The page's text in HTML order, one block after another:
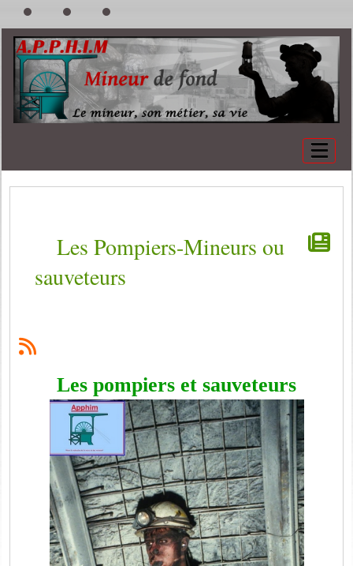
Les Pompiers-Mineurs ou
sauveteurs
Les pompiers et sauveteurs